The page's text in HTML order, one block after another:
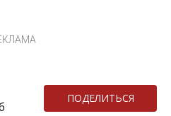
ПОДЕЛИТЬСЯ